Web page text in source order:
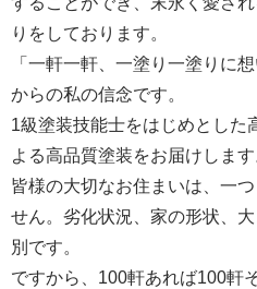
りをしております。
「一軒一軒、一塗り一塗りに
からの私の信念です。
1級塗装技能士をはじめとした
よる高品質塗装をお届けします
皆様の大切なお住まいは、一
せん。劣化状況、家の形状、
別です。
ですから、100軒あれば100軒